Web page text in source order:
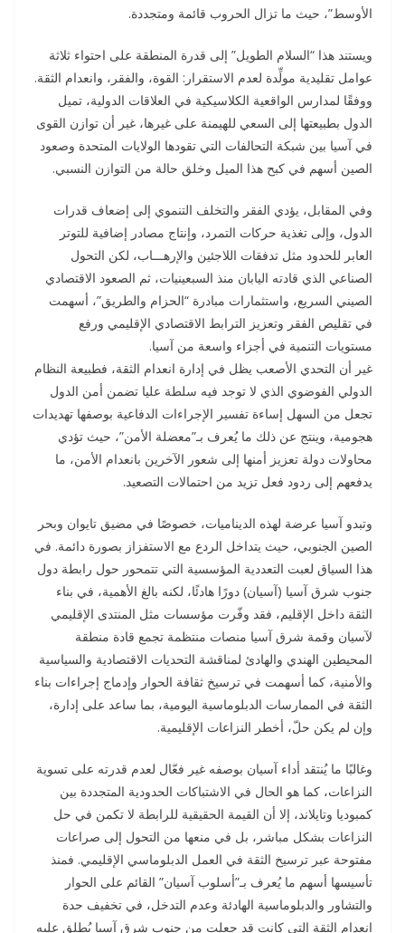
الأوسط”، حيث ما تزال الحروب قائمة ومتجددة.
ويستند هذا “السلام الطويل” إلى قدرة المنطقة على احتواء ثلاثة
عوامل تقليدية مولِّدة لعدم الاستقرار: القوة، والفقر، وانعدام الثقة.
ووفقًا لمدارس الواقعية الكلاسيكية في العلاقات الدولية، تميل
الدول بطبيعتها إلى السعي للهيمنة على غيرها، غير أن توازن القوى
في آسيا بين شبكة التحالفات التي تقودها الولايات المتحدة وصعود
الصين أسهم في كبح هذا الميل وخلق حالة من التوازن النسبي.
وفي المقابل، يؤدي الفقر والتخلف التنموي إلى إضعاف قدرات
الدول، وإلى تغذية حركات التمرد، وإنتاج مصادر إضافية للتوتر
العابر للحدود مثل تدفقات اللاجئين والإرهـــاب، لكن التحول
الصناعي الذي قادته اليابان منذ السبعينيات، ثم الصعود الاقتصادي
الصيني السريع، واستثمارات مبادرة “الحزام والطريق”، أسهمت
في تقليص الفقر وتعزيز الترابط الاقتصادي الإقليمي ورفع
مستويات التنمية في أجزاء واسعة من آسيا.
غير أن التحدي الأصعب يظل في إدارة انعدام الثقة، فطبيعة النظام
الدولي الفوضوي الذي لا توجد فيه سلطة عليا تضمن أمن الدول
تجعل من السهل إساءة تفسير الإجراءات الدفاعية بوصفها تهديدات
هجومية، وينتج عن ذلك ما يُعرف بـ”معضلة الأمن”، حيث تؤدي
محاولات دولة تعزيز أمنها إلى شعور الآخرين بانعدام الأمن، ما
يدفعهم إلى ردود فعل تزيد من احتمالات التصعيد.
وتبدو آسيا عرضة لهذه الديناميات، خصوصًا في مضيق تايوان وبحر
الصين الجنوبي، حيث يتداخل الردع مع الاستفزاز بصورة دائمة. في
هذا السياق لعبت التعددية المؤسسية التي تتمحور حول رابطة دول
جنوب شرق آسيا (آسيان) دورًا هادئًا، لكنه بالغ الأهمية، في بناء
الثقة داخل الإقليم، فقد وفّرت مؤسسات مثل المنتدى الإقليمي
لآسيان وقمة شرق آسيا منصات منتظمة تجمع قادة منطقة
المحيطين الهندي والهادئ لمناقشة التحديات الاقتصادية والسياسية
والأمنية، كما أسهمت في ترسيخ ثقافة الحوار وإدماج إجراءات بناء
الثقة في الممارسات الدبلوماسية اليومية، بما ساعد على إدارة،
وإن لم يكن حلّ، أخطر النزاعات الإقليمية.
وغالبًا ما يُنتقد أداء آسيان بوصفه غير فعّال لعدم قدرته على تسوية
النزاعات، كما هو الحال في الاشتباكات الحدودية المتجددة بين
كمبوديا وتايلاند، إلا أن القيمة الحقيقية للرابطة لا تكمن في حل
النزاعات بشكل مباشر، بل في منعها من التحول إلى صراعات
مفتوحة عبر ترسيخ الثقة في العمل الدبلوماسي الإقليمي. فمنذ
تأسيسها أسهم ما يُعرف بـ”أسلوب آسيان” القائم على الحوار
والتشاور والدبلوماسية الهادئة وعدم التدخل، في تخفيف حدة
انعدام الثقة التي كانت قد جعلت من جنوب شرق آسيا يُطلق عليه